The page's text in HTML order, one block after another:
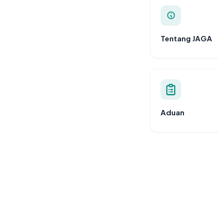
Tentang JAGA
Aduan